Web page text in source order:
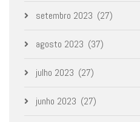
setembro 2023 (27)
agosto 2023 (37)
julho 2023 (27)
junho 2023 (27)